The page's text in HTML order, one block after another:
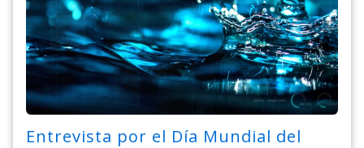
Entrevista por el Día Mundial del